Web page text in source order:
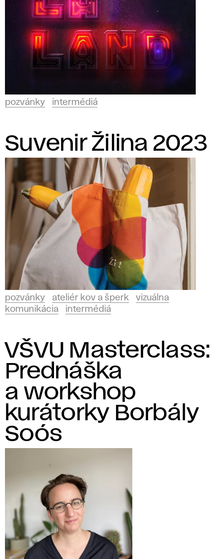
pozvánky intermédiá
Suvenir Žilina 2023
pozvánky ateliér kov a šperk
vizuálna
komunikácia
intermédiá
VŠVU Masterclass:
Prednáška
a workshop
kurátorky Borbály
Soós